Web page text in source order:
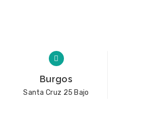
Burgos
Santa Cruz 25 Bajo